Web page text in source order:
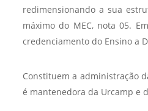
redimensionando a sua
máximo do MEC, nota 05.
credenciamento do Ensino a
Constituem a administração
é mantenedora da Urcamp e